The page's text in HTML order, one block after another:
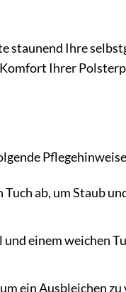
staunend Ihre
Komfort Ihrer
ab, um Staub
einem weichen
ein Ausbleichen